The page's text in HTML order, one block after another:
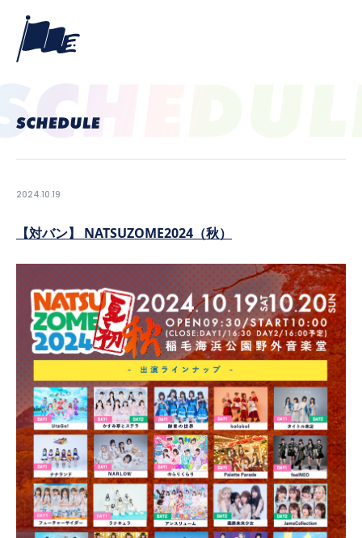
PROFILE
NEWS
SCHEDULE
VIDEO
2024.10.19
【対バン】 NATSUZOME2024（秋）